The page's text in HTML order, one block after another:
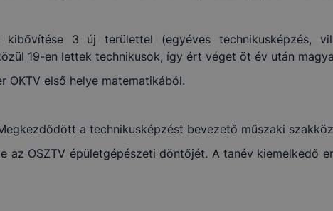
3 új területtel (egyéves technikusképzés,
19-en lettek technikusok, így ért véget öt év után
OKTV első helye matematikából.
a technikusképzést bevezető műszaki
OSZTV épületgépészeti döntőjét. A tanév kiemelkedő